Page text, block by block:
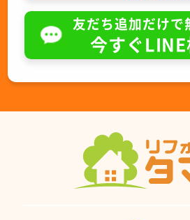
友だち追加だけで
今すぐ